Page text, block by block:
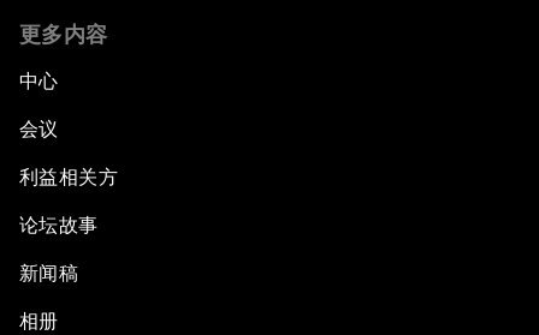
更多内容
中心
会议
利益相关方
论坛故事
新闻稿
相册